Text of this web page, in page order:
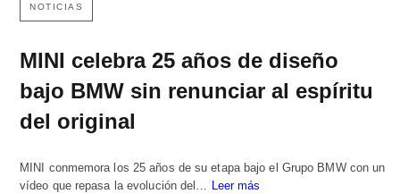
NOTICIAS
MINI celebra 25 años de diseño
bajo BMW sin renunciar al espíritu
del original
MINI conmemora los 25 años de su etapa bajo el Grupo BMW con un
vídeo que repasa la evolución del… Leer más